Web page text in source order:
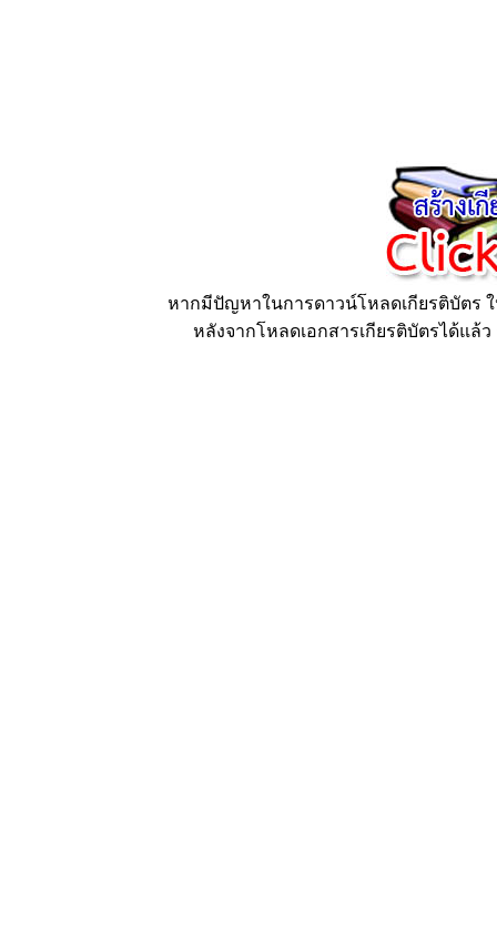
หากมีปัญหาในการดาวน์โหลดเกียรติบัตร
หลังจากโหลดเอกสารเกียรติบัตรได้แล้